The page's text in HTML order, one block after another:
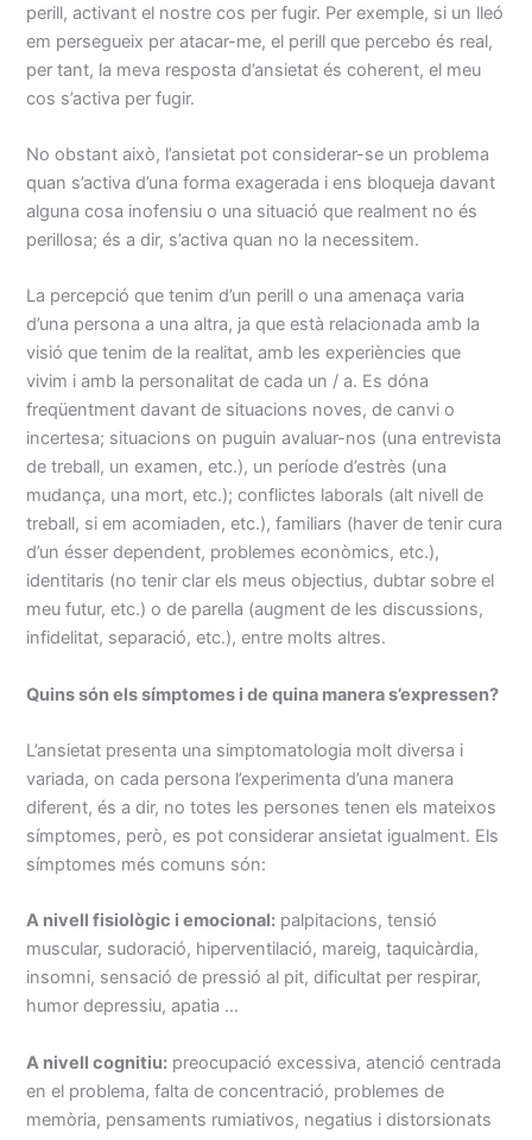
perill, activant el nostre cos per fugir. Per exemple, si un lleó
em persegueix per atacar-me, el perill que percebo és real,
per tant, la meva resposta d’ansietat és coherent, el meu
cos s’activa per fugir.
No obstant això, l’ansietat pot considerar-se un problema
quan s’activa d’una forma exagerada i ens bloqueja davant
alguna cosa inofensiu o una situació que realment no és
perillosa; és a dir, s’activa quan no la necessitem.
La percepció que tenim d’un perill o una amenaça varia
d’una persona a una altra, ja que està relacionada amb la
visió que tenim de la realitat, amb les experiències que
vivim i amb la personalitat de cada un / a. Es dóna
freqüentment davant de situacions noves, de canvi o
incertesa; situacions on puguin avaluar-nos (una entrevista
de treball, un examen, etc.), un període d’estrès (una
mudança, una mort, etc.); conflictes laborals (alt nivell de
treball, si em acomiaden, etc.), familiars (haver de tenir cura
d’un ésser dependent, problemes econòmics, etc.),
identitaris (no tenir clar els meus objectius, dubtar sobre el
meu futur, etc.) o de parella (augment de les discussions,
infidelitat, separació, etc.), entre molts altres.
Quins són els símptomes i de quina manera s’expressen?
L’ansietat presenta una simptomatologia molt diversa i
variada, on cada persona l’experimenta d’una manera
diferent, és a dir, no totes les persones tenen els mateixos
símptomes, però, es pot considerar ansietat igualment. Els
símptomes més comuns són:
A nivell fisiològic i emocional: palpitacions, tensió
muscular, sudoració, hiperventilació, mareig, taquicàrdia,
insomni, sensació de pressió al pit, dificultat per respirar,
humor depressiu, apatia …
A nivell cognitiu: preocupació excessiva, atenció centrada
en el problema, falta de concentració, problemes de
memòria, pensaments rumiativos, negatius i distorsionats